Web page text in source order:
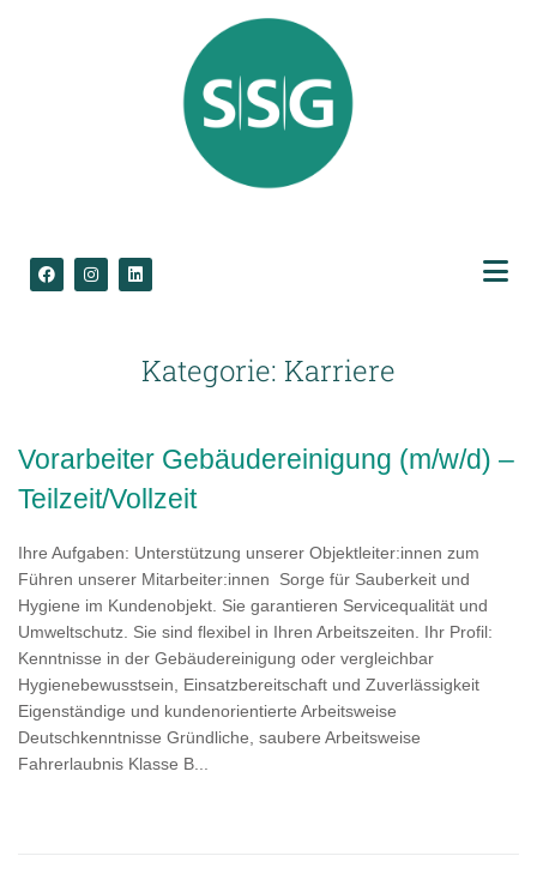
Kategorie: Karriere
Vorarbeiter Gebäudereinigung (m/w/d) –
Teilzeit/Vollzeit
Ihre Aufgaben: Unterstützung unserer Objektleiter:innen zum
Führen unserer Mitarbeiter:innen Sorge für Sauberkeit und
Hygiene im Kundenobjekt. Sie garantieren Servicequalität und
Umweltschutz. Sie sind flexibel in Ihren Arbeitszeiten. Ihr Profil:
Kenntnisse in der Gebäudereinigung oder vergleichbar
Hygienebewusstsein, Einsatzbereitschaft und Zuverlässigkeit
Eigenständige und kundenorientierte Arbeitsweise
Deutschkenntnisse Gründliche, saubere Arbeitsweise
Fahrerlaubnis Klasse B...